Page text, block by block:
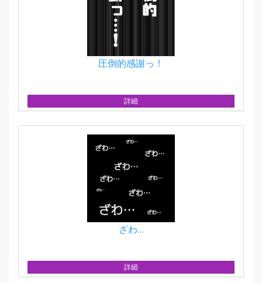
圧倒的感謝っ！
詳細
ざわ…
詳細